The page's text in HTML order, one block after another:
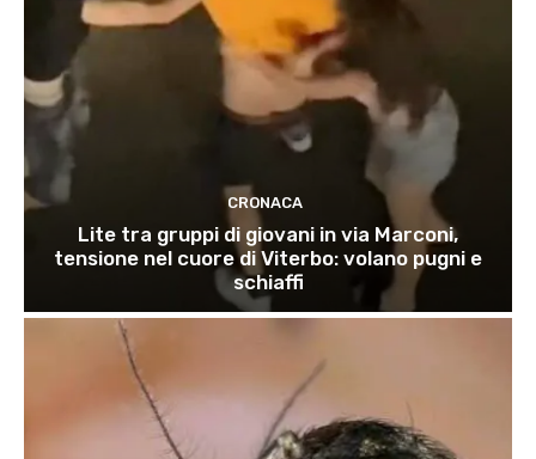
CRONACA
Lite tra gruppi di giovani in via Marconi,
tensione nel cuore di Viterbo: volano pugni e
schiaffi